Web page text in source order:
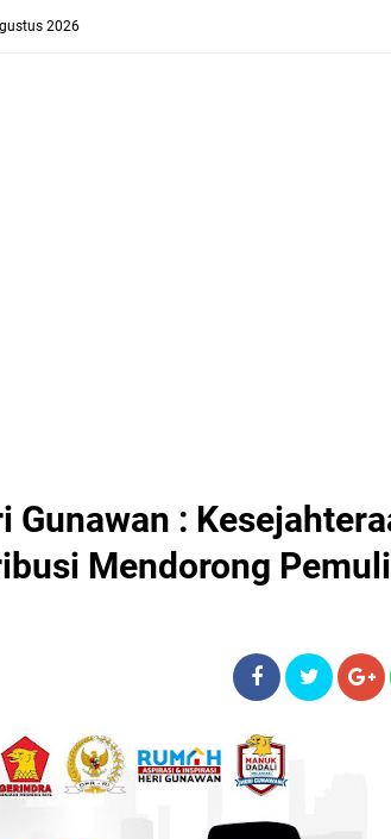
2026
Gunawan :
Mendorong